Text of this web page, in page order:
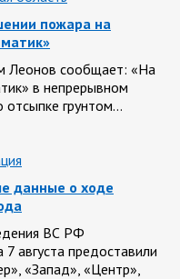
пожара на
Леонов сообщает: «На
в непрерывном
грунтом…
данные о ходе
ВС РФ
августа предоставили
«Запад», «Центр»,